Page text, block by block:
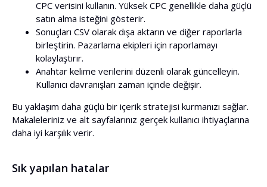
CPC verisini kullanın. Yüksek CPC genellikle daha güçlü
satın alma isteğini gösterir.
Sonuçları CSV olarak dışa aktarın ve diğer raporlarla
birleştirin. Pazarlama ekipleri için raporlamayı
kolaylaştırır.
Anahtar kelime verilerini düzenli olarak güncelleyin.
Kullanıcı davranışları zaman içinde değişir.
Bu yaklaşım daha güçlü bir içerik stratejisi kurmanızı sağlar.
Makaleleriniz ve alt sayfalarınız gerçek kullanıcı ihtiyaçlarına
daha iyi karşılık verir.
Sık yapılan hatalar